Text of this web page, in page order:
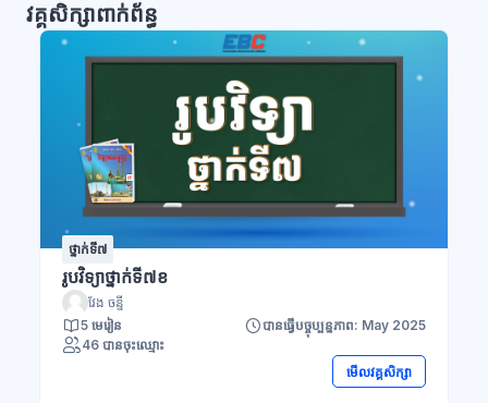
វគ្គសិក្សាពាក់ព័ន្ធ
ថ្នាក់ទី៧
រូបវិទ្យាថ្នាក់ទី៧ខ
វែង ចន្នី
5 មេរៀន
បានធ្វើបច្ចុប្បន្នភាព: May 2025
46 បានចុះឈ្មោះ
មើលវគ្គសិក្សា